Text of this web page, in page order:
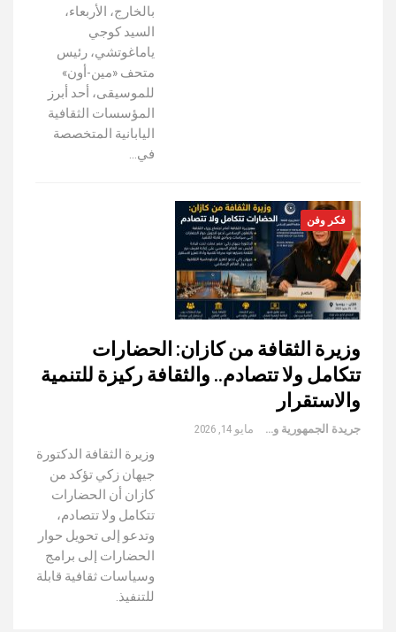
بالخارج، الأربعاء،
السيد كوجي
ياماغوتشي، رئيس
متحف «مين-أون»
للموسيقى، أحد أبرز
المؤسسات الثقافية
اليابانية المتخصصة
في…
فكر وفن
وزيرة الثقافة من كازان: الحضارات
تتكامل ولا تتصادم.. والثقافة ركيزة للتنمية
والاستقرار
جريدة الجمهورية والعالم مايو 14, 2026
وزيرة الثقافة الدكتورة
جيهان زكي تؤكد من
كازان أن الحضارات
تتكامل ولا تتصادم،
وتدعو إلى تحويل حوار
الحضارات إلى برامج
وسياسات ثقافية قابلة
للتنفيذ.